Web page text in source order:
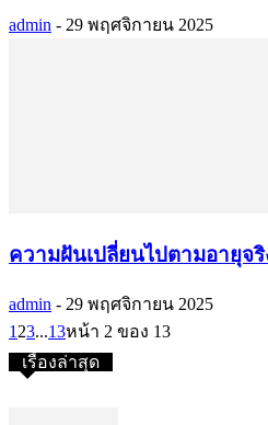
admin - 29 พฤศจิกายน 2025
ความฝันเปลี่ยนไปตามอายุจริ
admin - 29 พฤศจิกายน 2025
1 23...13หน้า 2 ของ 13
เรื่องล่าสุด